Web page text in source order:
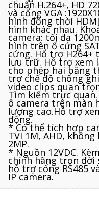
chuẩn H.264+, HD
và cổng VGA
hình đồng thời
hình khác nhau.
camera: tối đa
hình trên ổ cứng
cứng. Hổ trợ
lưu trữ. Hỗ trợ xem
cho phép hai băng
trợ chế độ chống
video clips quan
Tìm kiếm trực
ô camera trên màn
lượng cao.Hỗ trợ
động.
* Có thể tích hợp
TVI 1M, AHD,
2MP.
* Nguồn 12VDC.
chính hãng trọn đời
hỗ trợ cổng RS485
IP camera.